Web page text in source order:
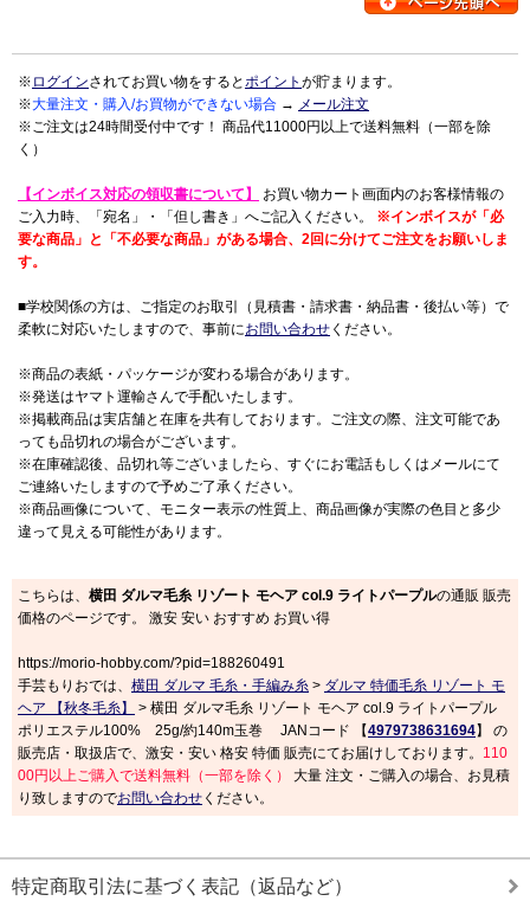
※ ログインされてお買い物をするとポイント が貯まります。
※大量注文・購入/お買物ができない場合 → メール注文
※ご注文は24時間受付中です！ 商品代11000円以上で送料無料（一部を除
く）
【インボイス対応の領収書について】
お買い物カート画面内のお客様情報の
ご入力時、「宛名」・「但し書き」へご記入ください。 ※インボイスが「必
要な商品」と「不必要な商品」がある場合、2回に分けてご注文をお願いしま
す。
■学校関係の方は、ご指定のお取引（見積書・請求書・納品書・後払い等）で
柔軟に対応いたしますので、事前にお問い合わせ ください。
※商品の表紙・パッケージが変わる場合があります。
※発送はヤマト運輸さんで手配いたします。
※掲載商品は実店舗と在庫を共有しております。ご注文の際、注文可能であ
っても品切れの場合がございます。
※在庫確認後、品切れ等ございましたら、すぐにお電話もしくはメールにて
ご連絡いたしますので予めご了承ください。
※商品画像について、モニター表示の性質上、商品画像が実際の色目と多少
違って見える可能性があります。
こちらは、 横田 ダルマ毛糸 リゾート モヘア col.9 ライトパープルの通販 販売
価格のページです。 激安 安い おすすめ お買い得
https://morio-hobby.com/?pid=188260491
手芸もりおでは、 横田 ダルマ 毛糸・手編み糸 > ダルマ 特価毛糸 リゾート モ
ヘア 【秋冬毛糸】
> 横田 ダルマ毛糸 リゾート モヘア col.9 ライトパープル
ポリエステル100% 25g/約140m玉巻 JANコード 【4979738631694】 の
販売店・取扱店で、激安・安い 格安 特価 販売にてお届けしております。 110
00円以上ご購入で送料無料（一部を除く）
大量 注文・ご購入の場合、お見積
り致しますのでお問い合わせ ください。
特定商取引法に基づく表記（返品など）